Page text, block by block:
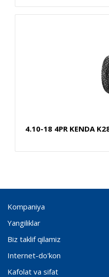
4.10-18 4PR KENDA
Kompaniya
Yangiliklar
Biz taklif qilamiz
Internet-do'kon
Kafolat va sifat